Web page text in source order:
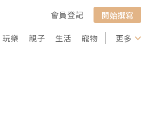
會員登記
開始撰寫
玩樂 親子 生活 寵物 行山 打卡
更多